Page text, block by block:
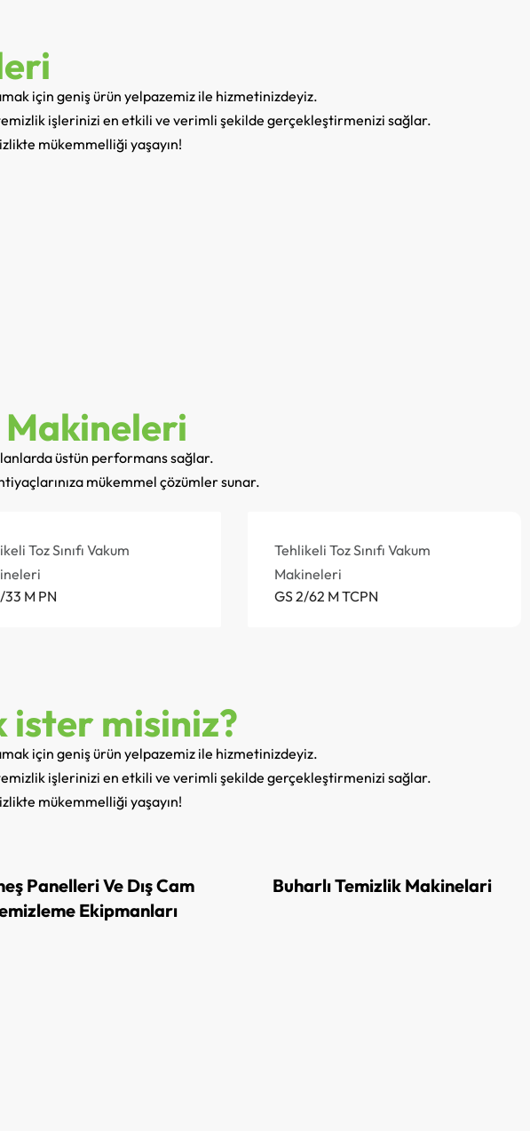
için geniş ürün yelpazemiz ile hizmetinizdeyiz.
işlerinizi en etkili ve verimli şekilde gerçekleştirmenizi sağlar.
mükemmelliği yaşayın!
üstün performans sağlar.
mükemmel çözümler sunar.
Toz Sınıfı Vakum
33 M PN
Tehlikeli Toz Sınıfı Vakum
Makineleri
GS 2/62 M TCPN
misiniz?
için geniş ürün yelpazemiz ile hizmetinizdeyiz.
işlerinizi en etkili ve verimli şekilde gerçekleştirmenizi sağlar.
mükemmelliği yaşayın!
Panelleri Ve Dış Cam
Ekipmanları
Buharlı Temizlik Makinelari